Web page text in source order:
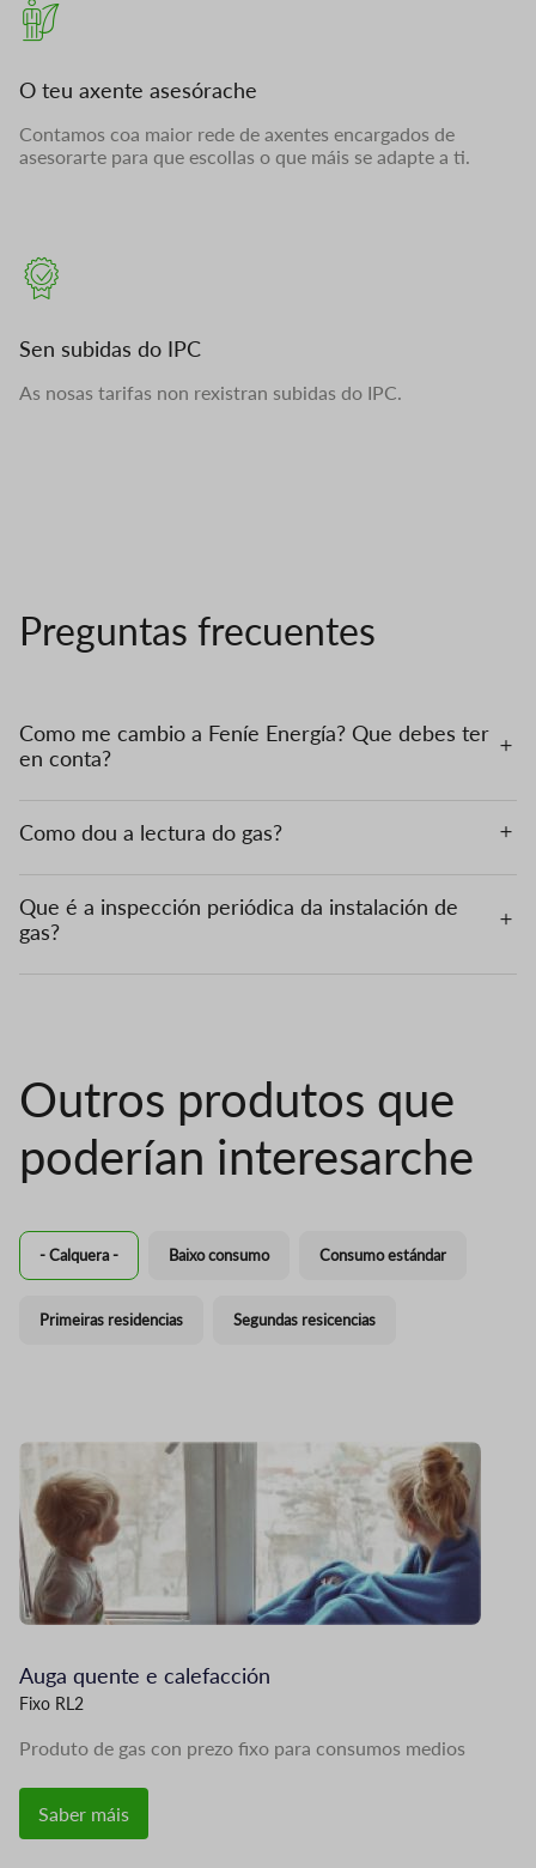
O teu axente asesórache
Contamos coa maior rede de axentes encargados de
asesorarte para que escollas o que máis se adapte a ti.
Sen subidas do IPC
As nosas tarifas non rexistran subidas do IPC.
Preguntas frecuentes
Como me cambio a Feníe Energía? Que debes ter
en conta?
Como dou a lectura do gas?
Que é a inspección periódica da instalación de
gas?
Outros produtos que
poderían interesarche
- Calquera - Baixo consumo Consumo estándar
Primeiras residencias Segundas resicencias
Imaxe
Auga quente e calefacción
Fixo RL2
Produto de gas con prezo fixo para consumos medios
Saber máis